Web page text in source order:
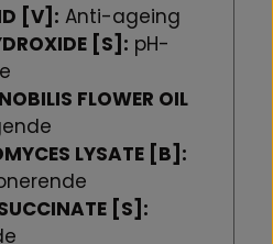
[V]: Anti-ageing
[S]: pH-
FLOWER OIL
LYSATE [B]:
[S]: